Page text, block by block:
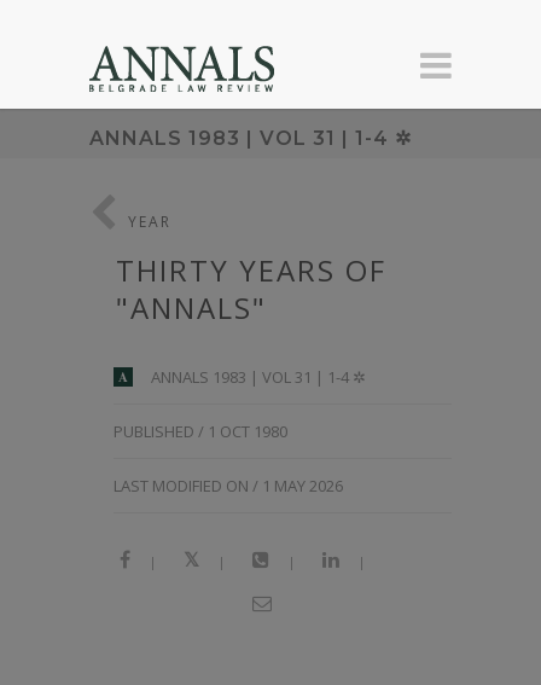
ANNALS 1983 | VOL 31 | 1-4 ✲
YEAR
THIRTY YEARS OF
"ANNALS"
A ANNALS 1983 | VOL 31 | 1-4 ✲
PUBLISHED / 1 OCT 1980
LAST MODIFIED ON / 1 MAY 2026
| | | |